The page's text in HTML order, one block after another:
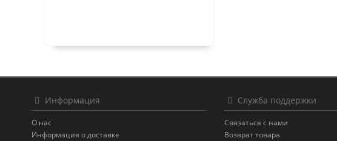
Информация
О нас
Информация о доставке
Служба поддержки
Связаться с нами
Возврат товара